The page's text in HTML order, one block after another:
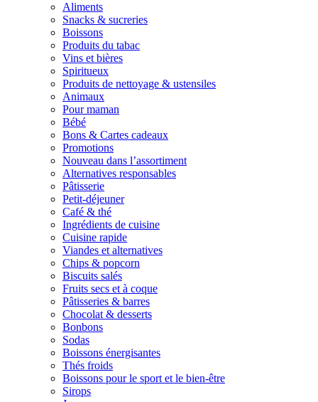
Aliments
Snacks & sucreries
Boissons
Produits du tabac
Vins et bières
Spiritueux
Produits de nettoyage & ustensiles
Animaux
Pour maman
Bébé
Bons & Cartes cadeaux
Promotions
Nouveau dans l’assortiment
Alternatives responsables
Pâtisserie
Petit-déjeuner
Café & thé
Ingrédients de cuisine
Cuisine rapide
Viandes et alternatives
Chips & popcorn
Biscuits salés
Fruits secs et à coque
Pâtisseries & barres
Chocolat & desserts
Bonbons
Sodas
Boissons énergisantes
Thés froids
Boissons pour le sport et le bien-être
Sirops